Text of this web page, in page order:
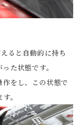
ると自動的に持ち
た状態です。
をし、この状態で
。